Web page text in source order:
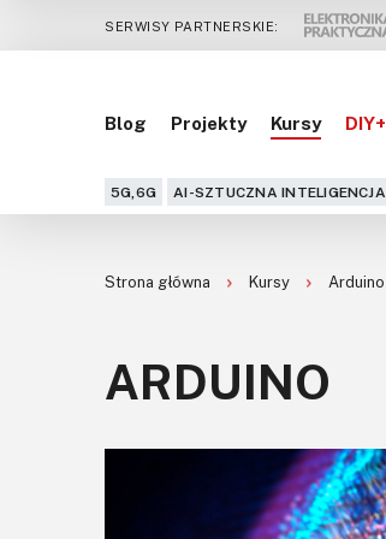
SERWISY PARTNERSKIE:
Blog Projekty Kursy DIY+
5G,6G AI-SZTUCZNA INTELIGENCJA
Strona główna Kursy Arduino
ARDUINO